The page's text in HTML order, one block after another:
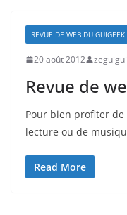
REVUE DE WEB DU GUIGEEK
20 août 2012 zeguigui
Revue de
Pour bien profiter de
lecture ou de
Read More